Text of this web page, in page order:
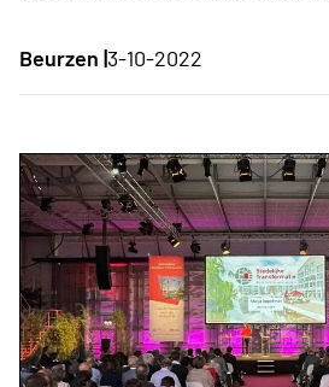
Beurzen |3-10-2022